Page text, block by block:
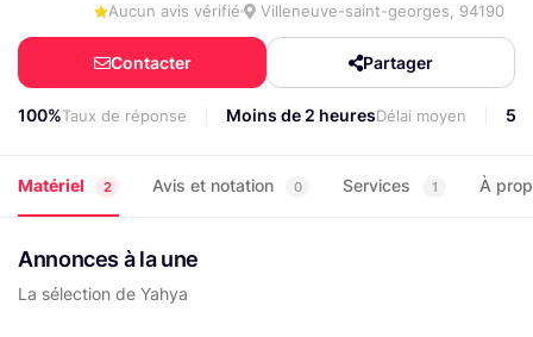
Nous
contacter
Aucun avis vérifié Villeneuve-saint-georges, 94190
Contacter Partager
100%Taux de réponse Moins de 2 heuresDélai moyen
Matériel 2 Avis et notation 0 Services 1 À
Annonces à la une
La sélection de Yahya